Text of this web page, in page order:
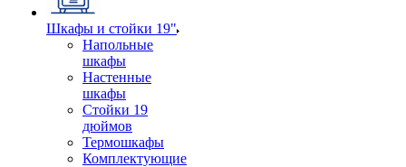
Шкафы и стойки 19"
Напольные
шкафы
Настенные
шкафы
Стойки 19
дюймов
Термошкафы
Комплектующие